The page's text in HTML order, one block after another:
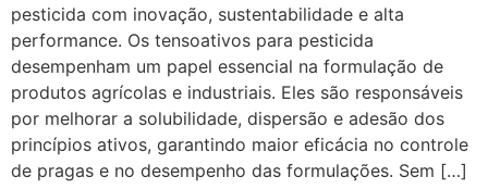
pesticida com inovação, sustentabilidade e alta
performance. Os tensoativos para pesticida
desempenham um papel essencial na formulação de
produtos agrícolas e industriais. Eles são responsáveis
por melhorar a solubilidade, dispersão e adesão dos
princípios ativos, garantindo maior eficácia no controle
de pragas e no desempenho das formulações. Sem […]